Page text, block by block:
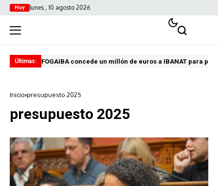
Hoy lunes , 10 agosto 2026
Últimas: FOGAIBA concede un millón de euros a IBANAT para
Inicio presupuesto 2025
presupuesto 2025